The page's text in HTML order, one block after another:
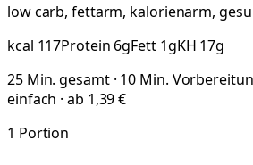
low carb, fettarm, kalorienarm,
kcal 117Protein 6gFett 1gKH 17g
25 Min. gesamt · 10 Min.
einfach · ab 1,39 €
1 Portion